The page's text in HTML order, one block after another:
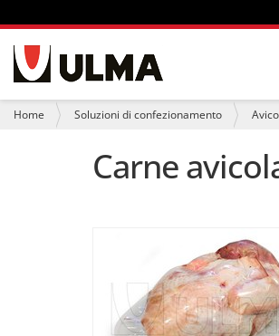
i
THome Soluzioni di confezionamento
Carne